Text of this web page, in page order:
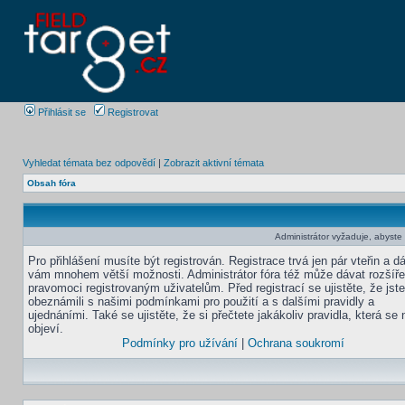
Přihlásit se Registrovat
Vyhledat témata bez odpovědí | Zobrazit aktivní témata
Obsah fóra
Administrátor vyžaduje,
Pro přihlášení musíte být registrován. Registrace trvá jen pár vteřin a
vám mnohem větší možnosti. Administrátor fóra též může dávat
pravomoci registrovaným uživatelům. Před registrací se ujistěte, že
obeznámili s našimi podmínkami pro použití a s dalšími pravidly a
ujednáními. Také se ujistěte, že si přečtete jakákoliv pravidla, která se
objeví.
Podmínky pro užívání| Ochrana soukromí